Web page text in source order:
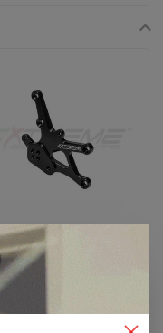
COMPONENTS
side monolithic
for Yamaha R3
2021)